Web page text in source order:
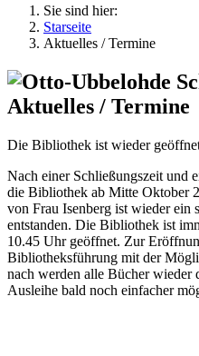
Sie sind hier:
Starseite
Aktuelles / Termine
Aktuelles / Termine
Die Bibliothek ist wieder
Nach einer Schließungszeit und
die Bibliothek ab Mitte Oktober
von Frau Isenberg ist wieder ein
entstanden. Die Bibliothek ist
10.45 Uhr geöffnet. Zur
Bibliotheksführung mit der
nach werden alle Bücher wieder
Ausleihe bald noch einfacher